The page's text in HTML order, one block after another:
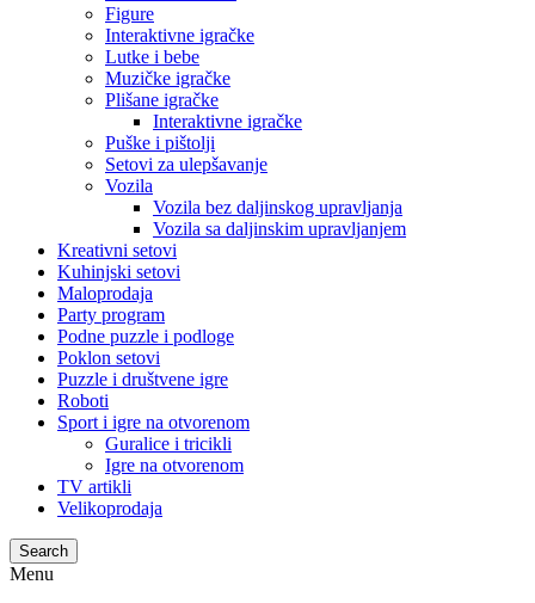
Figure
Interaktivne igračke
Lutke i bebe
Muzičke igračke
Plišane igračke
Interaktivne igračke
Puške i pištolji
Setovi za ulepšavanje
Vozila
Vozila bez daljinskog upravljanja
Vozila sa daljinskim upravljanjem
Kreativni setovi
Kuhinjski setovi
Maloprodaja
Party program
Podne puzzle i podloge
Poklon setovi
Puzzle i društvene igre
Roboti
Sport i igre na otvorenom
Guralice i tricikli
Igre na otvorenom
TV artikli
Velikoprodaja
Search
Menu